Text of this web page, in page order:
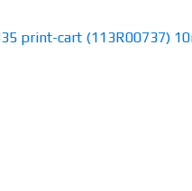
print-cart (113R00737)